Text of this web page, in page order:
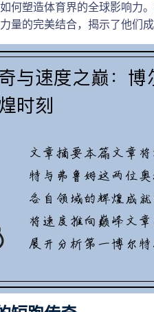
何塑造体育界的全球影响力
量的完美结合，揭示了他们